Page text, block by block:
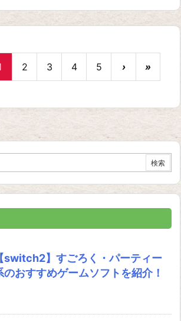
2 3 4 5 › »
【switch2】すごろく・パーティー
のおすすめゲームソフトを紹介！